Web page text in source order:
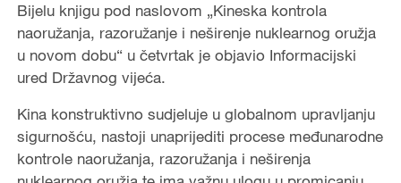
Bijelu knjigu pod naslovom „Kineska kontrola
naoružanja, razoružanje i neširenje nuklearnog oružja
u novom dobu“ u četvrtak je objavio Informacijski
ured Državnog vijeća.
Kina konstruktivno sudjeluje u globalnom upravljanju
sigurnošću, nastoji unaprijediti procese međunarodne
kontrole naoružanja, razoružanja i neširenja